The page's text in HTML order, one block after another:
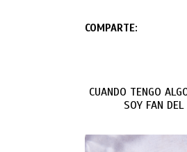
COMPARTE:
CUANDO TENGO
SOY FAN DEL